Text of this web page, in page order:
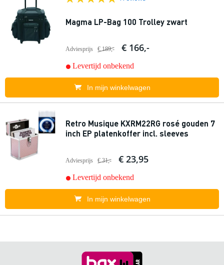
Magma LP-Bag 100 Trolley zwart
Adviesprijs € 189,- € 166,-
Levertijd onbekend
In mijn winkelwagen
Retro Musique KXRM22RG rosé gouden 7
inch EP platenkoffer incl. sleeves
Adviesprijs € 31,- € 23,95
Levertijd onbekend
In mijn winkelwagen